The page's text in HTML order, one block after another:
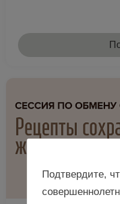
Подтвердите,